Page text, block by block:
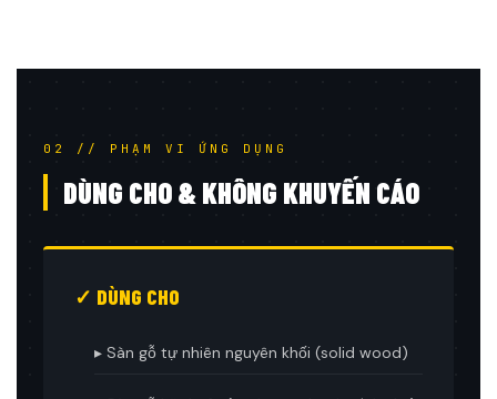
02 // PHẠM VI ỨNG DỤNG
DÙNG CHO & KHÔNG KHUYẾN CÁO
✓ DÙNG CHO
▸ Sàn gỗ tự nhiên nguyên khối (solid wood)